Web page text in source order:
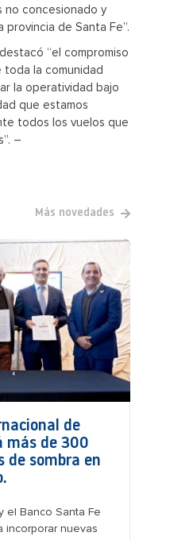
no concesionado y
de Santa Fe”.
“el compromiso
toda la comunidad
la operatividad bajo
que estamos
todos los vuelos que
–
Más novedades
de
más de 300
de sombra en
el Banco Santa Fe
incorporar nuevas